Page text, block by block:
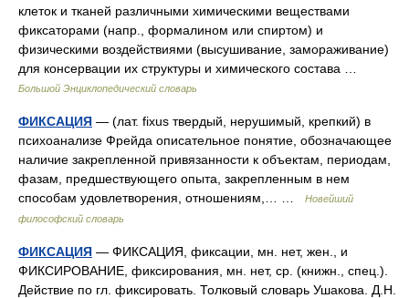
клеток и тканей различными химическими веществами
фиксаторами (напр., формалином или спиртом) и
физическими воздействиями (высушивание, замораживание)
для консервации их структуры и химического состава …
Большой Энциклопедический словарь
ФИКСАЦИЯ — (лат. fixus твердый, нерушимый, крепкий) в
психоанализе Фрейда описательное понятие, обозначающее
наличие закрепленной привязанности к объектам, периодам,
фазам, предшествующего опыта, закрепленным в нем
способам удовлетворения, отношениям,… …
Новейший
философский словарь
ФИКСАЦИЯ — ФИКСАЦИЯ, фиксации, мн. нет, жен., и
ФИКСИРОВАНИЕ, фиксирования, мн. нет, ср. (книжн., спец.).
Действие по гл. фиксировать. Толковый словарь Ушакова. Д.Н.